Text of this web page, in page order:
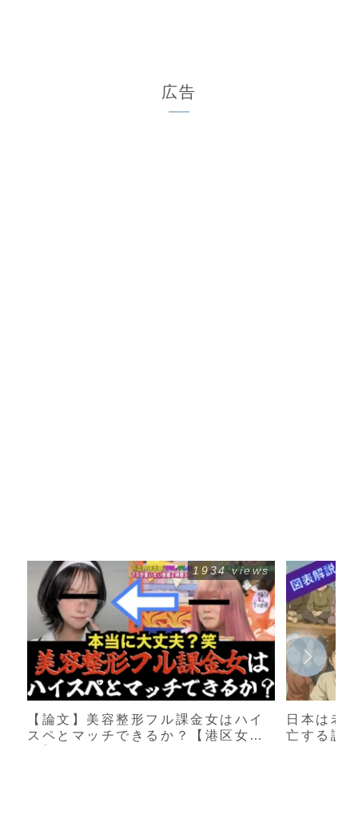
広告
【論文】美容整形フル課金女はハイ
スペとマッチできるか？【港区女
1934 views
日本は老
亡する説